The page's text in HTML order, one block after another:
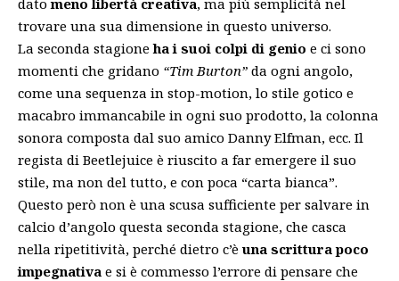
trovare una sua dimensione in questo universo.
La seconda stagioneha i suoi colpi di genio e ci sono
momenti che gridano “Tim Burton” da ogni angolo,
come una sequenza in stop-motion, lo stile gotico e
macabro immancabile in ogni suo prodotto, la colonna
sonora composta dal suo amico Danny Elfman, ecc. Il
regista di Beetlejuice è riuscito a far emergere il suo
stile, ma non del tutto, e con poca “carta bianca”.
Questo però non è una scusa sufficiente per salvare in
calcio d’angolo questa seconda stagione, che casca
nella ripetitività, perché dietro c’è una scrittura poco
impegnativa e si è commesso l’errore di pensare che